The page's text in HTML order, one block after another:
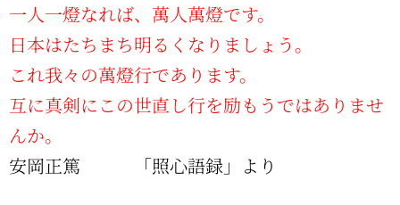
一人一燈なれば、萬人萬燈です。
日本はたちまち明るくなりましょう。
これ我々の萬燈行であります。
互に真剣にこの世直し行を励もうではありませ
んか。
安岡正篤 「照心語録」より